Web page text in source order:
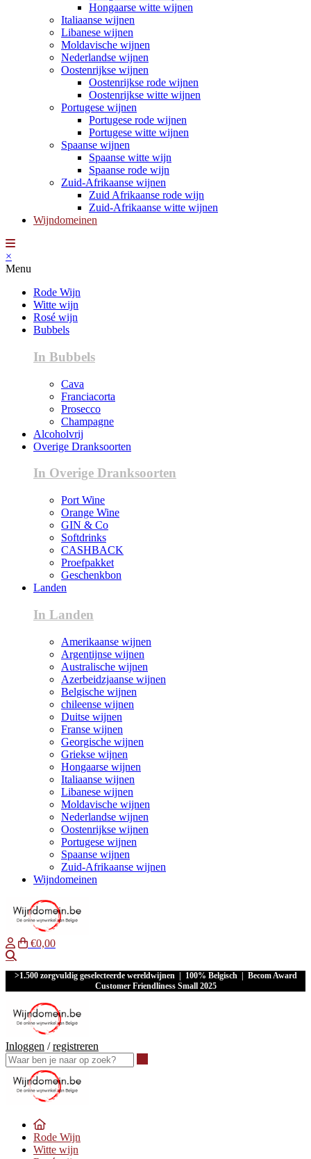
Hongaarse witte wijnen
Italiaanse wijnen
Libanese wijnen
Moldavische wijnen
Nederlandse wijnen
Oostenrijkse wijnen
Oostenrijkse rode wijnen
Oostenrijkse witte wijnen
Portugese wijnen
Portugese rode wijnen
Portugese witte wijnen
Spaanse wijnen
Spaanse witte wijn
Spaanse rode wijn
Zuid-Afrikaanse wijnen
Zuid Afrikaanse rode wijn
Zuid-Afrikaanse witte wijnen
Wijndomeinen
×
Menu
Rode Wijn
Witte wijn
Rosé wijn
Bubbels
In Bubbels
Cava
Franciacorta
Prosecco
Champagne
Alcoholvrij
Overige Dranksoorten
In Overige Dranksoorten
Port Wine
Orange Wine
GIN & Co
Softdrinks
CASHBACK
Proefpakket
Geschenkbon
Landen
In Landen
Amerikaanse wijnen
Argentijnse wijnen
Australische wijnen
Azerbeidzjaanse wijnen
Belgische wijnen
chileense wijnen
Duitse wijnen
Franse wijnen
Georgische wijnen
Griekse wijnen
Hongaarse wijnen
Italiaanse wijnen
Libanese wijnen
Moldavische wijnen
Nederlandse wijnen
Oostenrijkse wijnen
Portugese wijnen
Spaanse wijnen
Zuid-Afrikaanse wijnen
Wijndomeinen
€0,00
>1.500 zorgvuldig geselecteerde wereldwijnen | 100% Belgisch | Becom Award
Customer Friendliness Small 2025
Inloggen /registreren
Rode Wijn
Witte wijn